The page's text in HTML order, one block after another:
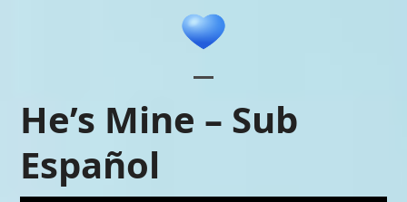
mobile
mobile
He’s Mine – Sub
Español